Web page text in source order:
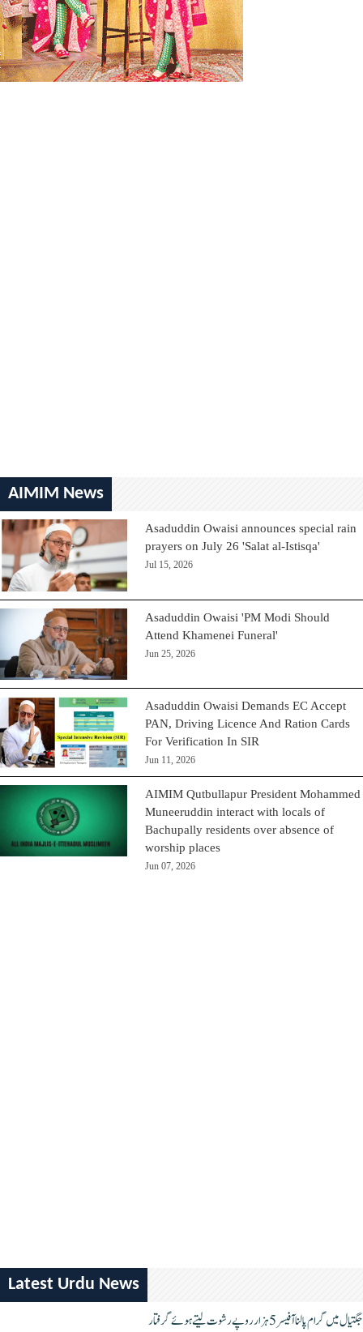
AIMIM News
Asaduddin Owaisi announces special rain
prayers on July 26 'Salat al-Istisqa'
Jul 15, 2026
Asaduddin Owaisi 'PM Modi Should
Attend Khamenei Funeral'
Jun 25, 2026
Asaduddin Owaisi Demands EC Accept
PAN, Driving Licence And Ration Cards
For Verification In SIR
Jun 11, 2026
AIMIM Qutbullapur President Mohammed
Muneeruddin interact with locals of
Bachupally residents over absence of
worship places
Jun 07, 2026
Latest Urdu News
جگتیال میں گرام پالنا آفیسر 5 ہزار روپے رشوت لیتے ہوئے گرفتار